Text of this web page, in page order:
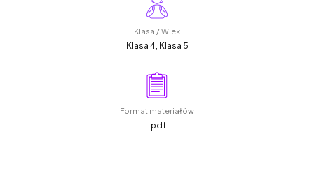
Klasa / Wiek
Klasa 4, Klasa 5
Format materiałów
.pdf